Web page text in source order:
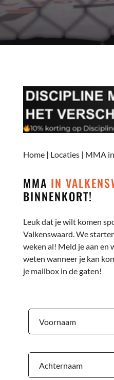
Home| Locaties| MMA
MMA IN
BINNENKORT!
Leuk dat je wilt komen
Valkenswaard. We
weken al! Meld je aan en
weten wanneer je kan
je mailbox in de gaten!